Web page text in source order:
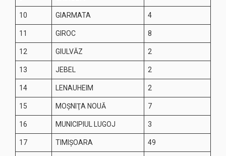
10 GIARMATA 4
11 GIROC 8
12 GIULVĂZ 2
13 JEBEL 2
14 LENAUHEIM 2
15 MOŞNIŢA NOUĂ 7
16 MUNICIPIUL LUGOJ 3
17 TIMIŞOARA 49